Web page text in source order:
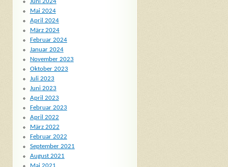
Juni 2024
Mai 2024
April 2024
März 2024
Februar 2024
Januar 2024
November 2023
Oktober 2023
Juli 2023
Juni 2023
April 2023
Februar 2023
April 2022
März 2022
Februar 2022
September 2021
August 2021